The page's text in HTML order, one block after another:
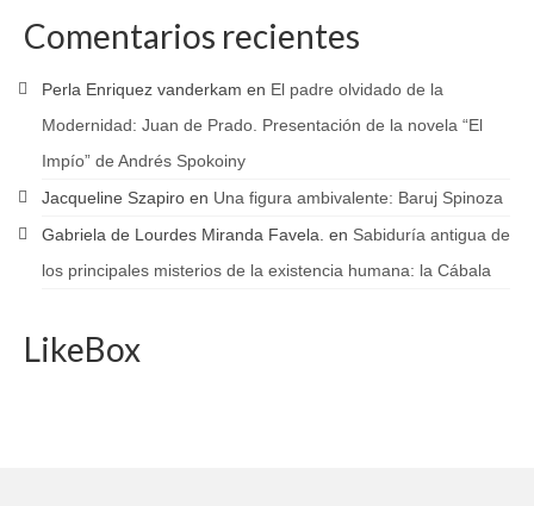
Comentarios recientes
Perla Enriquez vanderkam en El padre olvidado de la
Modernidad: Juan de Prado. Presentación de la novela “El
Impío” de Andrés Spokoiny
Jacqueline Szapiro en Una figura ambivalente: Baruj Spinoza
Gabriela de Lourdes Miranda Favela. en Sabiduría antigua de
los principales misterios de la existencia humana: la Cábala
LikeBox